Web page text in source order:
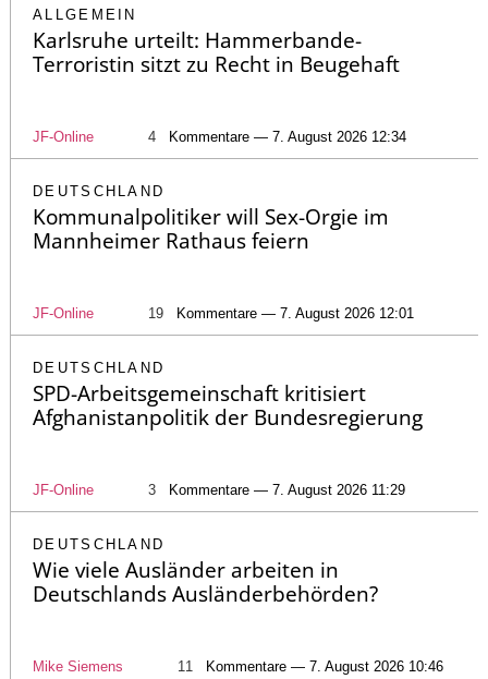
ALLGEMEIN
Karlsruhe urteilt: Hammerbande-
Terroristin sitzt zu Recht in Beugehaft
JF-Online 4 Kommentare — 7. August 2026 12:34
DEUTSCHLAND
Kommunalpolitiker will Sex-Orgie im
Mannheimer Rathaus feiern
JF-Online 19 Kommentare — 7. August 2026 12:01
DEUTSCHLAND
SPD-Arbeitsgemeinschaft kritisiert
Afghanistanpolitik der Bundesregierung
JF-Online 3 Kommentare — 7. August 2026 11:29
DEUTSCHLAND
Wie viele Ausländer arbeiten in
Deutschlands Ausländerbehörden?
Mike Siemens 11 Kommentare — 7. August 2026 10:46